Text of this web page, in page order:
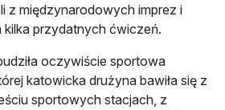
z międzynarodowych imprez i
kilka przydatnych ćwiczeń.
oczywiście sportowa
katowicka drużyna bawiła się z
sportowych stacjach, z